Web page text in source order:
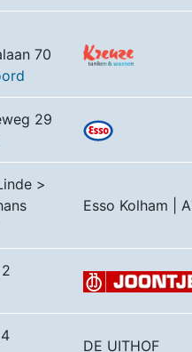
70
29
>
Esso Kolham |
DE UITHOF